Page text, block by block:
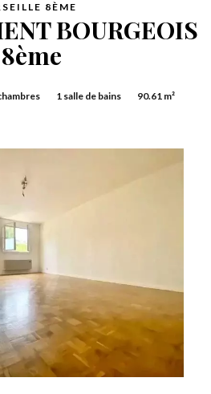
8ÈME
BOURGEOIS
1 salle de bains 90.61 m²